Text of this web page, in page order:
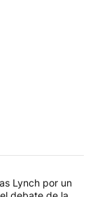
en los
a
Lynch por un